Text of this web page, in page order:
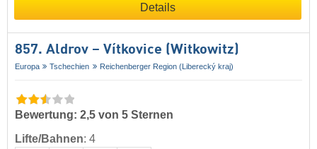
Details
857. Aldrov – Vítkovice (Witkowitz)
Europa Tschechien Reichenberger Region (Liberecký kraj)
Bewertung: 2,5 von 5 Sternen
Lifte/Bahnen: 4